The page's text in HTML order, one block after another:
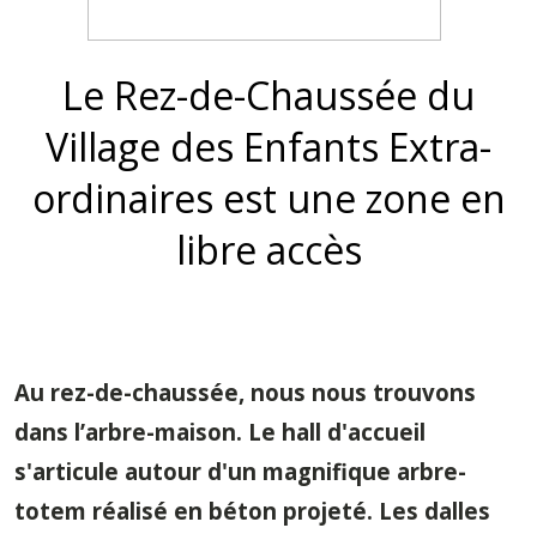
Le Rez-de-Chaussée du
Village des Enfants Extra-
ordinaires est une zone en
libre accès
Au rez-de-chaussée, nous nous trouvons
dans l’arbre-maison. Le hall d'accueil
s'articule autour d'un magnifique arbre-
totem réalisé en béton projeté. Les dalles